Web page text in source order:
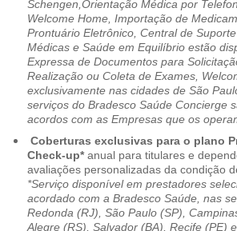
Schengen,Orientação Médica por
Welcome Home, Importação de
Prontuário Eletrônico, Central de
Médicas e Saúde em Equilíbrio estão
Expressa de Documentos para
Realização ou Coleta de Exames,
exclusivamente nas cidades de São
serviços do Bradesco Saúde Concierge
acordos com as Empresas que os
Coberturas exclusivas para o plano
Check-up*anual para titulares e
avaliações personalizadas da condição
*Serviço disponível em prestadores
acordado com a Bradesco Saúde, nas
Redonda (RJ), São Paulo (SP),
Alegre (RS), Salvador (BA), Recife (PE)